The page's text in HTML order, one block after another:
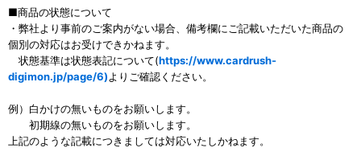
■商品の状態について
・弊社より事前のご案内がない場合、備考欄にご記載いただいた商品の
個別の対応はお受けできかねます。
状態基準は状態表記について(https://www.cardrush-
digimon.jp/page/6)よりご確認ください。
例）白かけの無いものをお願いします。
初期線の無いものをお願いします。
上記のような記載につきましては対応いたしかねます。